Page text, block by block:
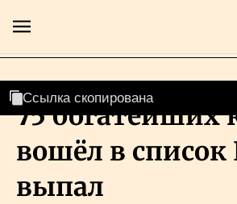
Главная
Люди
75 богатейших
вошёл в список
выпал
Ссылка скопирована
Ссылка скопирована